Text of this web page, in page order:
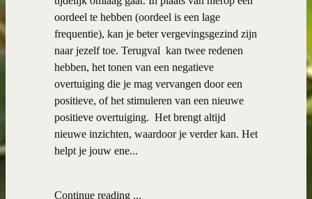
oordeel te hebben (oordeel is een lage
frequentie), kan je beter vergevingsgezind zijn
naar jezelf toe. Terugval kan twee redenen
hebben, het tonen van een negatieve
overtuiging die je mag vervangen door een
positieve, of het stimuleren van een nieuwe
positieve overtuiging. Het brengt altijd
nieuwe inzichten, waardoor je verder kan. Het
helpt je jouw ene...
Continue reading ...